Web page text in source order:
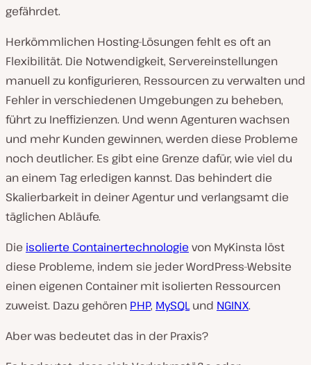
gefährdet.
Herkömmlichen Hosting-Lösungen fehlt es oft an
Flexibilität. Die Notwendigkeit, Servereinstellungen
manuell zu konfigurieren, Ressourcen zu verwalten und
Fehler in verschiedenen Umgebungen zu beheben,
führt zu Ineffizienzen. Und wenn Agenturen wachsen
und mehr Kunden gewinnen, werden diese Probleme
noch deutlicher. Es gibt eine Grenze dafür, wie viel du
an einem Tag erledigen kannst. Das behindert die
Skalierbarkeit in deiner Agentur und verlangsamt die
täglichen Abläufe.
Die isolierte Containertechnologie von MyKinsta löst
diese Probleme, indem sie jeder WordPress-Website
einen eigenen Container mit isolierten Ressourcen
zuweist. Dazu gehören PHP, MySQLund NGINX.
Aber was bedeutet das in der Praxis?